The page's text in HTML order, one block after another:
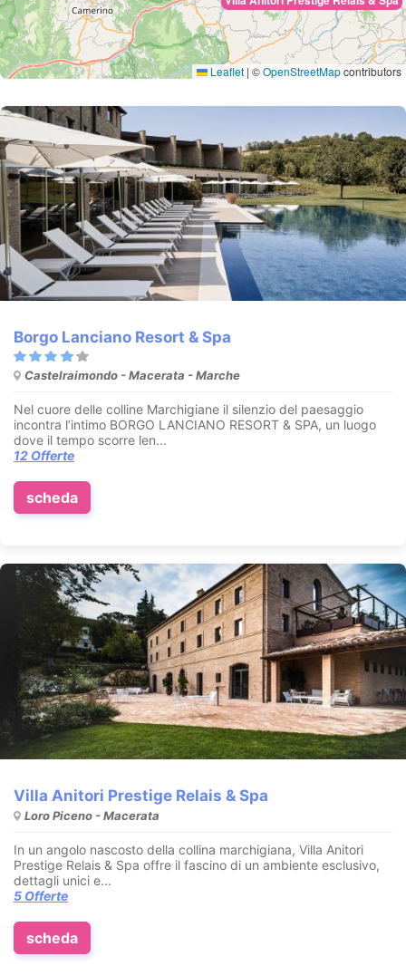
Leaflet | ©OpenStreetMapcontributors
Borgo Lanciano Resort & Spa
Castelraimondo - Macerata - Marche
Nel cuore delle colline Marchigiane il silenzio del paesaggio
incontra l’intimo BORGO LANCIANO RESORT & SPA, un luogo
dove il tempo scorre len...
12 Offerte
scheda
Villa Anitori Prestige Relais & Spa
Loro Piceno - Macerata
In un angolo nascosto della collina marchigiana, Villa Anitori
Prestige Relais & Spa offre il fascino di un ambiente esclusivo,
dettagli unici e...
5 Offerte
scheda